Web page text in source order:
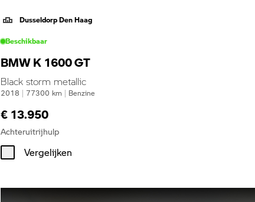
Dusseldorp Den Haag
Beschikbaar
BMW K 1600 GT
Black storm metallic
2018 | 77300 km | Benzine
€ 13.950
Achteruitrijhulp
Vergelijken